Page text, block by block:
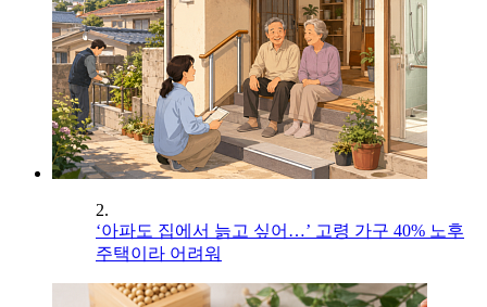
2.
‘아파도 집에서 늙고 싶어…’ 고령 가구 40% 노후
주택이라 어려워